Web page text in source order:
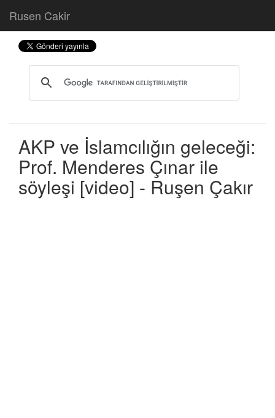
Rusen Cakir
AKP ve İslamcılığın geleceği:
Prof. Menderes Çınar ile
söyleşi [video] - Ruşen Çakır